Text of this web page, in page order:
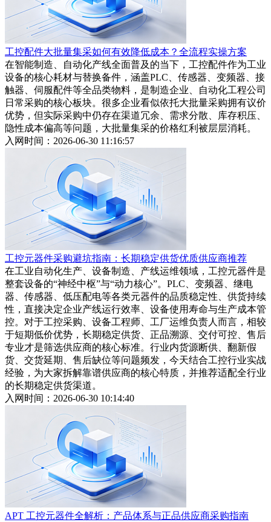
工控配件大批量集采如何有效降低成本？全流程实操方案
在智能制造、自动化产线全面普及的当下，工控配件作为工业
设备的核心耗材与替换备件，涵盖PLC、传感器、变频器、接
触器、伺服配件等全品类物料，是制造企业、自动化工程公司
日常采购的核心板块。很多企业看似依托大批量采购拥有议价
优势，但实际采购中仍存在渠道冗余、需求分散、库存积压、
隐性成本偏高等问题，大批量集采的价格红利被层层消耗。
入网时间：2026-06-30 11:16:57
工控元器件采购避坑指南：长期稳定供货优质供应商推荐
在工业自动化生产、设备制造、产线运维领域，工控元器件是
整套设备的“神经中枢”与“动力核心”。PLC、变频器、继电
器、传感器、低压配电等各类元器件的品质稳定性、供货持续
性，直接决定企业产线运行效率、设备使用寿命与生产成本管
控。对于工控采购、设备工程师、工厂运维负责人而言，相较
于短期低价优势，长期稳定供货、正品溯源、交付可控、售后
专业才是筛选供应商的核心标准。行业内货源断供、翻新假
货、交货延期、售后缺位等问题频发，今天结合工控行业实战
经验，为大家拆解靠谱供应商的核心特质，并推荐适配全行业
的长期稳定供货渠道。
入网时间：2026-06-30 10:14:40
APT 工控元器件全解析：产品体系与正品供应商采购指南